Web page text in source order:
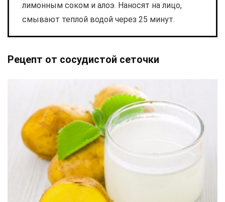
лимонным соком и алоэ. Наносят на лицо,
смывают теплой водой через 25 минут.
Рецепт от сосудистой сеточки